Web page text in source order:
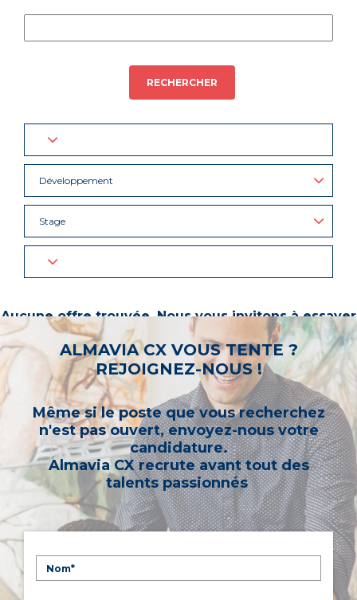
RECHERCHER
Développement
Stage
Aucune offre trouvée. Nous vous invitons à essayer
d’autres mots-clés ou à sélectionner un « métier ».
ALMAVIA CX VOUS TENTE ?
REJOIGNEZ-NOUS !
Même si le poste que vous recherchez
n'est pas ouvert, envoyez-nous votre
candidature.
Almavia CX recrute avant tout des
talents passionnés